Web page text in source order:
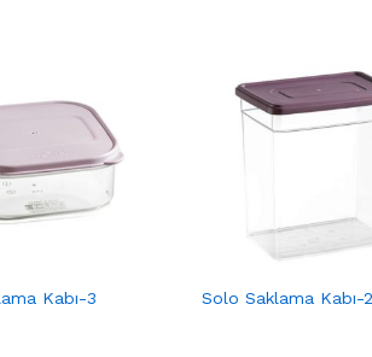
Kabı-3
Solo Saklama Kabı-